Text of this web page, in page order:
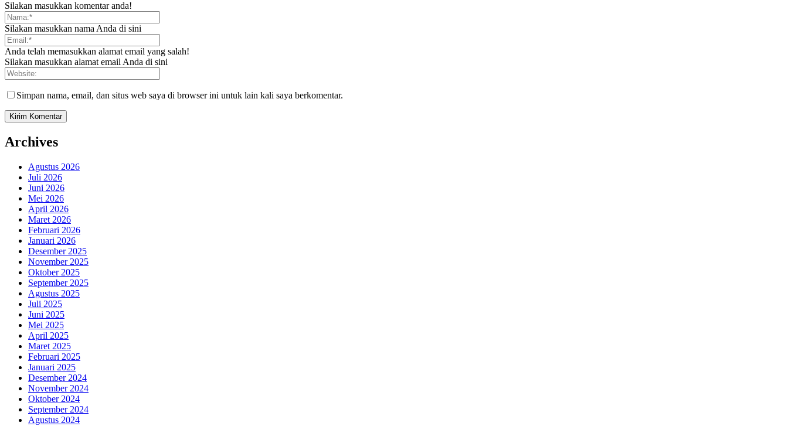
Silakan masukkan komentar anda!
Silakan masukkan nama Anda di sini
Anda telah memasukkan alamat email yang salah!
Silakan masukkan alamat email Anda di sini
Simpan nama, email, dan situs web saya di browser ini untuk lain kali saya berkomentar.
Archives
Agustus 2026
Juli 2026
Juni 2026
Mei 2026
April 2026
Maret 2026
Februari 2026
Januari 2026
Desember 2025
November 2025
Oktober 2025
September 2025
Agustus 2025
Juli 2025
Juni 2025
Mei 2025
April 2025
Maret 2025
Februari 2025
Januari 2025
Desember 2024
November 2024
Oktober 2024
September 2024
Agustus 2024